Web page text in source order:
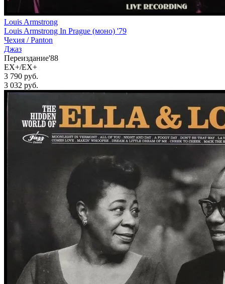
Louis Armstrong
Louis Armstrong In Prague (моно) '79
Чехия /Panton
Джаз
Переиздание'88
EX+/EX+
3 790 руб.
3 032 руб.